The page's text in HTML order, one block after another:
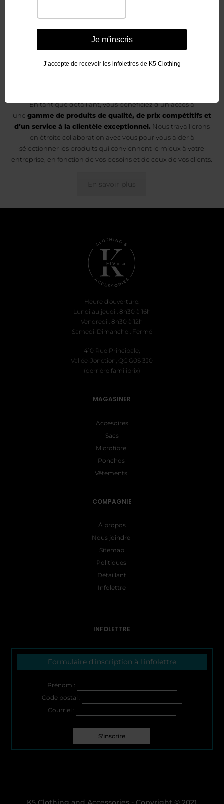
détaillant
de K5 Clothing &
Accessories?
En tant que détaillant, vous bénéficiez d’un accès à
une gamme de produits de qualité, de prix compétitifs et
d’un service à la clientèle exceptionnel. Nous travaillerons
en étroite collaboration avec vous pour vous aider à
sélectionner les produits qui conviennent le mieux à votre
entreprise, en fonction de vos besoins et de ceux de vos clients.
En savoir plus
Heure d'ouverture:
Lundi au jeudi : 8h30 à 16h
Vendredi : 8h30 à 12h
Samedi-Dimanche : Fermé
410 Rue Principale,
Vallée-Jonction, QC G0S 3J0
(derrière familiprix)
MAGASINER
Accesoires
Sacs
Microfibre
Ponchos
Vêtements
COMPAGNIE
À propos
Nous joindre
Sitemap
Politiques
Détaillant
Infolettre
INFOLETTRE
Formulaire d'inscription à l'infolettre
Prénom :
Code postal :
Courriel :
Je m'inscris
J’accepte de recevoir les infolettres de K5 Clothing